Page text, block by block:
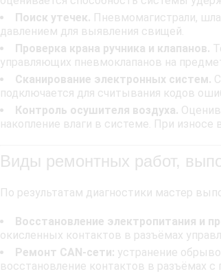
Поиск утечек. Пневмомагистрали,
давлением для выявления свищей.
Проверка крана ручника и клапанов.
управляющих пневмоклапанов на
Сканирование электронных систем.
подключается для считывания кодов
Контроль осушителя воздуха.
накопление влаги в системе. При износе
Виды ремонтных работ,
По результатам диагностики мастер
Восстановление электропитания и
окисленных контактов в разъёмах
Ремонт CAN-сети: устранение
восстановление контактов в разъёмах